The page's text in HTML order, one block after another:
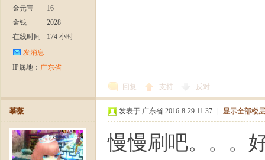
金元宝
16
金钱
2028
在线时间
174 小时
发消息
IP属地： 广东省
回复 支持 反对
慕薇 发表于 广东省 2016-8-29 11:37 显示全部楼层
慢慢刷吧。。。